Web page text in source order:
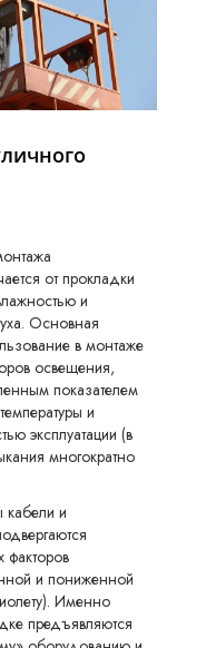
Кабели
кВ
Кабели
от прокладки
и
Основная
в монтаже
освещения,
показателем
и
эксплуатации (в
многократно
кабели и
факторов
и пониженной
Именно
предъявляются